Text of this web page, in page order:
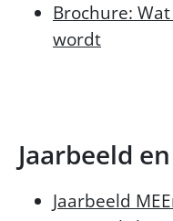
Brochure:
wordt
Jaarbeeld
Jaarbeeld